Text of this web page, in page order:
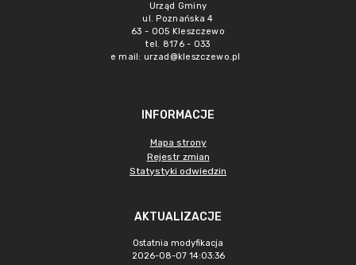
Urząd Gminy
ul. Poznańska 4
63 - 005 Kleszczewo
tel. 8176 - 033
e mail: urzad@kleszczewo.pl
INFORMACJE
Mapa strony
Rejestr zmian
Statystyki odwiedzin
AKTUALIZACJE
Ostatnia modyfikacja
2026-08-07 14:03:36